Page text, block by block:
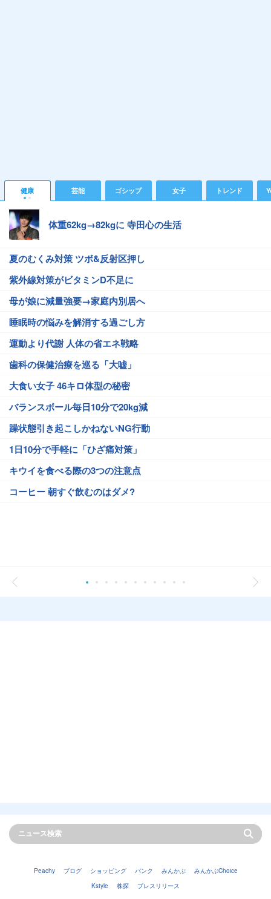
健康 芸能 ゴシップ 女子 トレンド
体重62kg→82kgに 寺田心の生活
夏のむくみ対策 ツボ&反射区押し
紫外線対策がビタミンD不足に
母が娘に減量強要→家庭内別居へ
睡眠時の悩みを解消する過ごし方
運動より代謝 人体の省エネ戦略
歯科の保健治療を巡る「大嘘」
大食い女子 46キロ体型の秘密
バランスボール毎日10分で20kg減
躁状態引き起こしかねないNG行動
1日10分で手軽に「ひざ痛対策」
キウイを食べる際の3つの注意点
コーヒー 朝すぐ飲むのはダメ?
Peachy ブログ ショッピング バンク みんかぶ
みんかぶChoice
Kstyle
株探 プレスリリース